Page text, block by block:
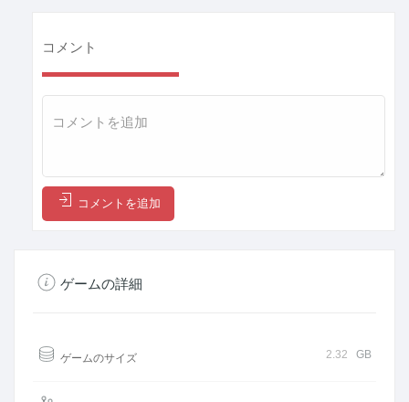
コメント
コメントを追加
ゲームの詳細
ゲームのサイズ 2.32 GB